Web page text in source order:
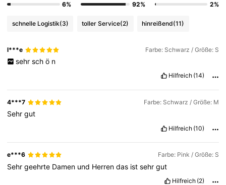
6%
92%
2%
schnelle Logistik(3) toller Service(2) hinreißend(11)
l***e Farbe: Schwarz / Größe: S
sehr sch ö n
Hilfreich (14)
4***7 Farbe: Schwarz / Größe: M
Sehrgut
Hilfreich (10)
e***6 Farbe: Pink / Größe: S
Sehrgeehrte Damen und Herrendas istsehrgut
Hilfreich (2)